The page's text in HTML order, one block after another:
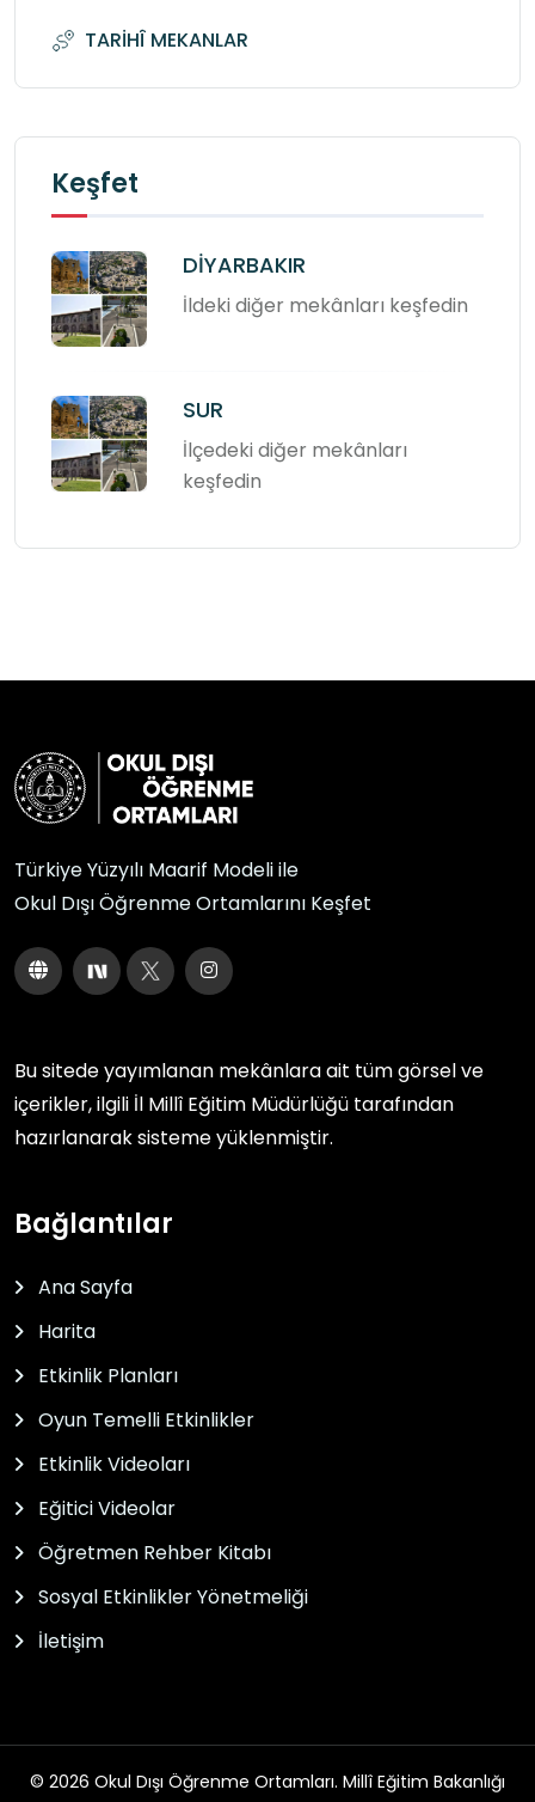
TARİHÎ MEKANLAR
Keşfet
DİYARBAKIR
İldeki diğer mekânları keşfedin
SUR
İlçedeki diğer mekânları
keşfedin
Türkiye Yüzyılı Maarif Modeli ile
Okul Dışı Öğrenme Ortamlarını Keşfet
Bu sitede yayımlanan mekânlara ait tüm görsel ve
içerikler, ilgili İl Millî Eğitim Müdürlüğü tarafından
hazırlanarak sisteme yüklenmiştir.
Bağlantılar
Ana Sayfa
Harita
Etkinlik Planları
Oyun Temelli Etkinlikler
Etkinlik Videoları
Eğitici Videolar
Öğretmen Rehber Kitabı
Sosyal Etkinlikler Yönetmeliği
İletişim
© 2026 Okul Dışı Öğrenme Ortamları. Millî Eğitim Bakanlığı